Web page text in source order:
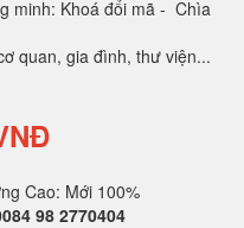
minh: Khoá đổi mã - Chìa
quan, gia đình, thư viện...
Cao: Mới 100%
98 2770404